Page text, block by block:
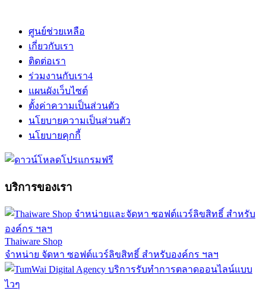
ศูนย์ช่วยเหลือ
เกี่ยวกับเรา
ติดต่อเรา
ร่วมงานกับเรา4
แผนผังเว็บไซต์
ตั้งค่าความเป็นส่วนตัว
นโยบายความเป็นส่วนตัว
นโยบายคุกกี้
บริการของเรา
Thaiware Shop
จำหน่าย จัดหา ซอฟต์แวร์ลิขสิทธิ์ สำหรับองค์กร ฯลฯ